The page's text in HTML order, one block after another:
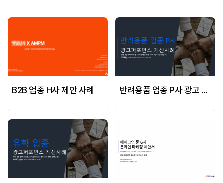
B2B 업종 H사 제안 사례 반려용품 업종 P사 광고 퍼포먼스 개선사례